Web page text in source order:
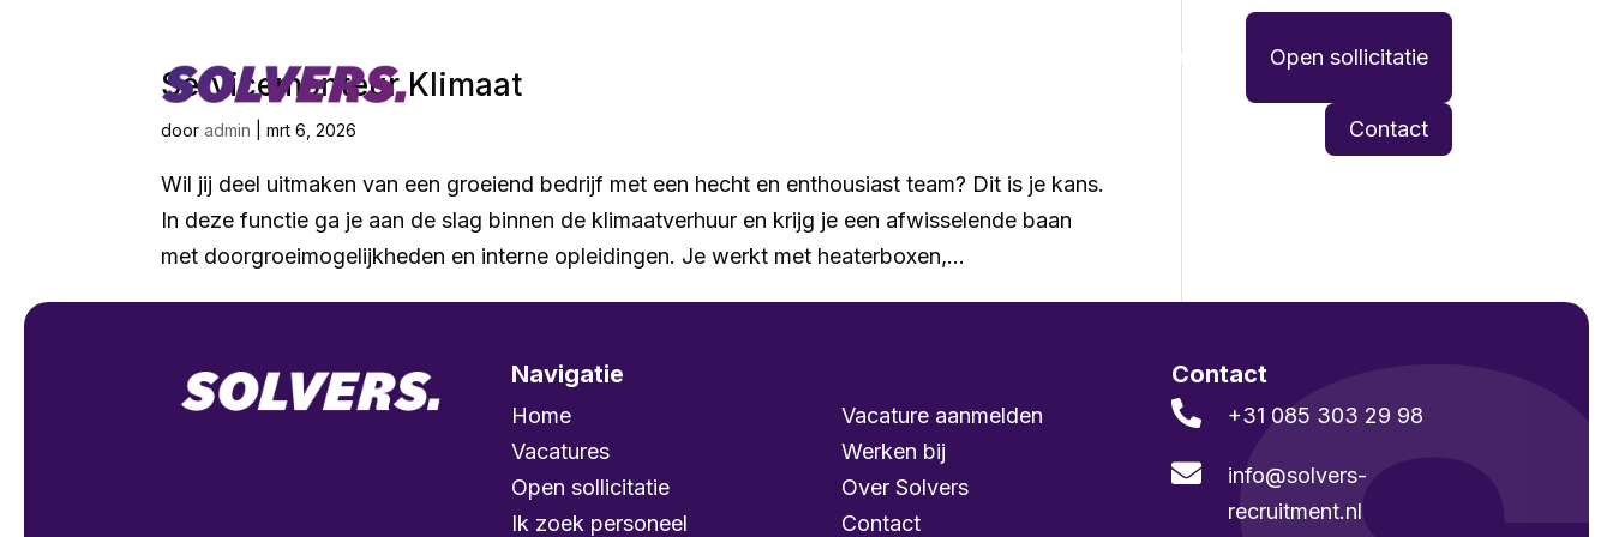
Werken bij Open sollicitatie
Contact
Servicemonteur Klimaat
dooradmin |mrt 6, 2026
Wil jij deel uitmaken van een groeiend bedrijf met een hecht en enthousiast team? Dit is je kans.
In deze functie ga je aan de slag binnen de klimaatverhuur en krijg je een afwisselende baan
met doorgroeimogelijkheden en interne opleidingen. Je werkt met heaterboxen,...
Navigatie
Home
Vacatures
Open sollicitatie
Ik zoek personeel
Vacature aanmelden
Werken bij
Over Solvers
Contact
Contact
 +31 085 303 29 98

info@solvers­
recruitment.nl